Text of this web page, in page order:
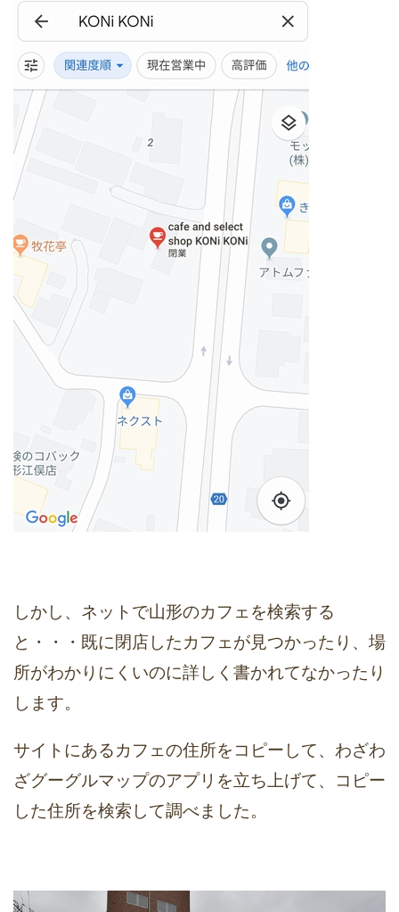
しかし、ネットで山形のカフェを検索する
と・・・既に閉店したカフェが見つかったり、場
所がわかりにくいのに詳しく書かれてなかったり
します。
サイトにあるカフェの住所をコピーして、わざわ
ざグーグルマップのアプリを立ち上げて、コピー
した住所を検索して調べました。